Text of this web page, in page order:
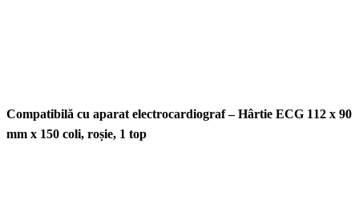
Compatibilă cu aparat electrocardiograf – Hârtie ECG 112 x 90
mm x 150 coli, roșie, 1 top